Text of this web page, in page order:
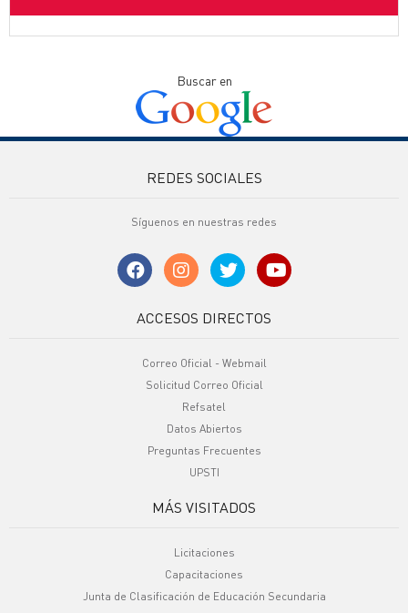
Buscar en
REDES SOCIALES
Síguenos en nuestras redes
ACCESOS DIRECTOS
Correo Oficial - Webmail
Solicitud Correo Oficial
Refsatel
Datos Abiertos
Preguntas Frecuentes
UPSTI
MÁS VISITADOS
Licitaciones
Capacitaciones
Junta de Clasificación de Educación Secundaria